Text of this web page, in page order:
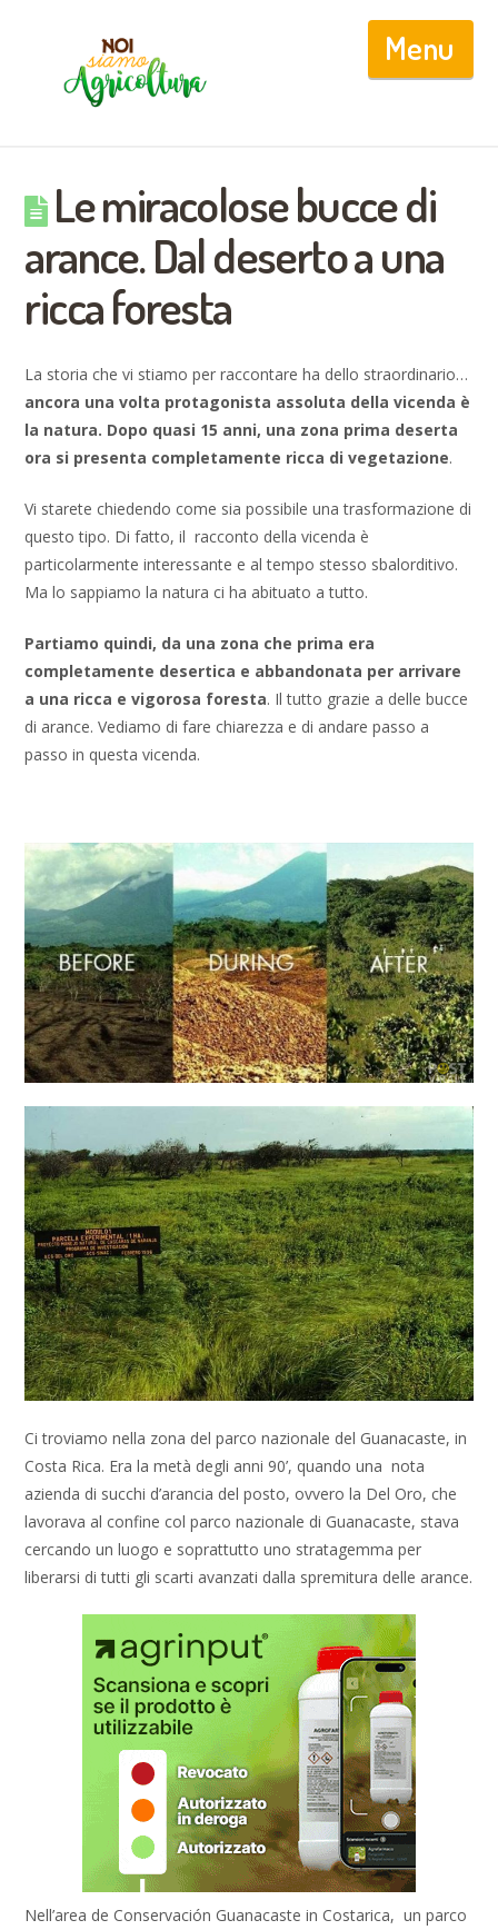
Le miracolose bucce di
arance. Dal deserto a una
ricca foresta
La storia che vi stiamo per raccontare ha dello straordinario…
ancora una volta protagonista assoluta della vicenda è
la natura. Dopo quasi 15 anni, una zona prima deserta
ora si presenta completamente ricca di vegetazione.
Vi starete chiedendo come sia possibile una trasformazione di
questo tipo. Di fatto, il racconto della vicenda è
particolarmente interessante e al tempo stesso sbalorditivo.
Ma lo sappiamo la natura ci ha abituato a tutto.
Partiamo quindi, da una zona che prima era
completamente desertica e abbandonata per arrivare
a una ricca e vigorosa foresta. Il tutto grazie a delle bucce
di arance. Vediamo di fare chiarezza e di andare passo a
passo in questa vicenda.
Ci troviamo nella zona del parco nazionale del Guanacaste, in
Costa Rica. Era la metà degli anni 90’, quando una nota
azienda di succhi d’arancia del posto, ovvero la Del Oro, che
lavorava al confine col parco nazionale di Guanacaste, stava
cercando un luogo e soprattutto uno stratagemma per
liberarsi di tutti gli scarti avanzati dalla spremitura delle arance.
Nell’area de Conservación Guanacaste in Costarica, un parco